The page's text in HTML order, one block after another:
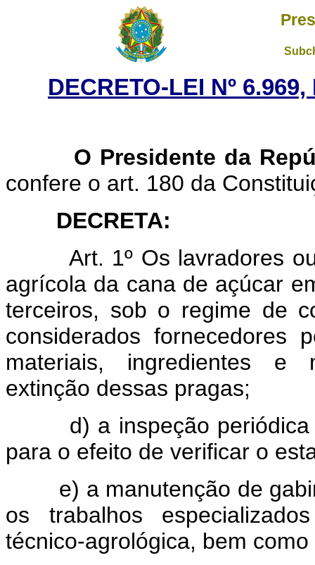
DECRETO-LEI Nº
O Presidente da
confere o art. 180 da
DECRETA:
Art. 1º Os lavradores
agrícola da cana de açúcar
terceiros, sob o regime de
considerados fornecedores
materiais, ingredientes e
extinção dessas pragas;
d) a inspeção periódica
para o efeito de verificar o
e) a manutenção de
os trabalhos
técnico-agrológica, bem